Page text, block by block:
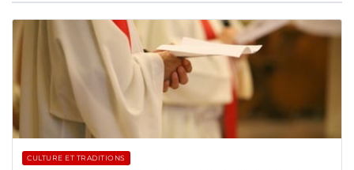
CULTURE ET TRADITIONS